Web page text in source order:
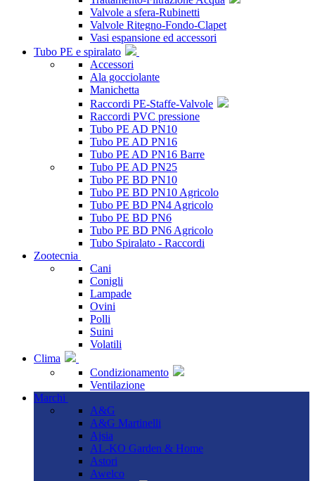
Valvole a sfera-Rubinetti
Valvole Ritegno-Fondo-Clapet
Vasi espansione ed accessori
Tubo PE e spiralato
Accessori
Ala gocciolante
Manichetta
Raccordi PE-Staffe-Valvole
Raccordi PVC pressione
Tubo PE AD PN10
Tubo PE AD PN16
Tubo PE AD PN16 Barre
Tubo PE AD PN25
Tubo PE BD PN10
Tubo PE BD PN10 Agricolo
Tubo PE BD PN4 Agricolo
Tubo PE BD PN6
Tubo PE BD PN6 Agricolo
Tubo Spiralato - Raccordi
Zootecnia
Cani
Conigli
Lampade
Ovini
Polli
Suini
Volatili
Clima
Condizionamento
Ventilazione
Marchi
A&G
A&G Martinelli
Ajsia
AL-KO Garden & Home
Astori
Awelco